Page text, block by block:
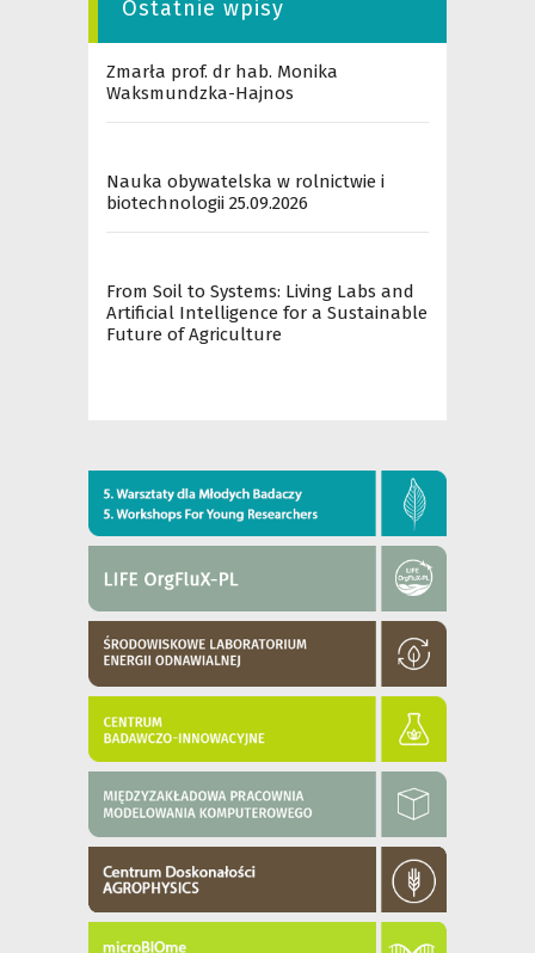
Ostatnie wpisy
Zmarła prof. dr hab. Monika
Waksmundzka-Hajnos
Nauka obywatelska w rolnictwie i
biotechnologii 25.09.2026
From Soil to Systems: Living Labs and
Artificial Intelligence for a Sustainable
Future of Agriculture